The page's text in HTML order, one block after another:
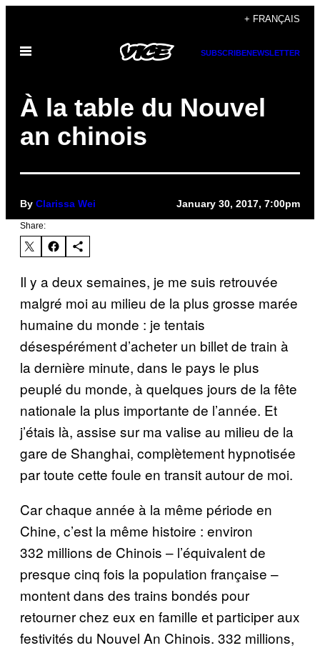
content
+ FRANÇAIS
Open
SUBSCRIBENEWSLETTER
À la table du Nouvel
an chinois
By Clarissa Wei January 30, 2017, 7:00pm
Share:
Il y a deux semaines, je me suis retrouvée
malgré moi au milieu de la plus grosse marée
humaine du monde : je tentais
désespérément d’acheter un billet de train à
la dernière minute, dans le pays le plus
peuplé du monde, à quelques jours de la fête
nationale la plus importante de l’année. Et
j’étais là, assise sur ma valise au milieu de la
gare de Shanghai, complètement hypnotisée
par toute cette foule en transit autour de moi.
Car chaque année à la même période en
Chine, c’est la même histoire : environ
332 millions de Chinois – l’équivalent de
presque cinq fois la population française –
montent dans des trains bondés pour
retourner chez eux en famille et participer aux
festivités du Nouvel An Chinois. 332 millions,